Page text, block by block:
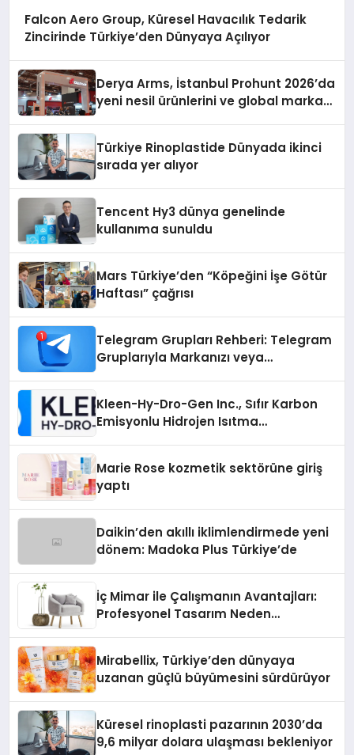
Falcon Aero Group, Küresel Havacılık Tedarik
Zincirinde Türkiye’den Dünyaya Açılıyor
Derya Arms, İstanbul Prohunt 2026’da
yeni nesil ürünlerini ve global marka
Türkiye Rinoplastide Dünyada ikinci
sırada yer alıyor
Tencent Hy3 dünya genelinde
kullanıma sunuldu
Mars Türkiye’den “Köpeğini İşe Götür
Haftası” çağrısı
Telegram Grupları Rehberi: Telegram
Gruplarıyla Markanızı veya
Kleen-Hy-Dro-Gen Inc., Sıfır Karbon
Emisyonlu Hidrojen Isıtma
Marie Rose kozmetik sektörüne giriş
yaptı
Daikin’den akıllı iklimlendirmede yeni
dönem: Madoka Plus Türkiye’de
İç Mimar ile Çalışmanın Avantajları:
Profesyonel Tasarım Neden
Mirabellix, Türkiye’den dünyaya
uzanan güçlü büyümesini sürdürüyor
Küresel rinoplasti pazarının 2030’da
9,6 milyar dolara ulaşması bekleniyor